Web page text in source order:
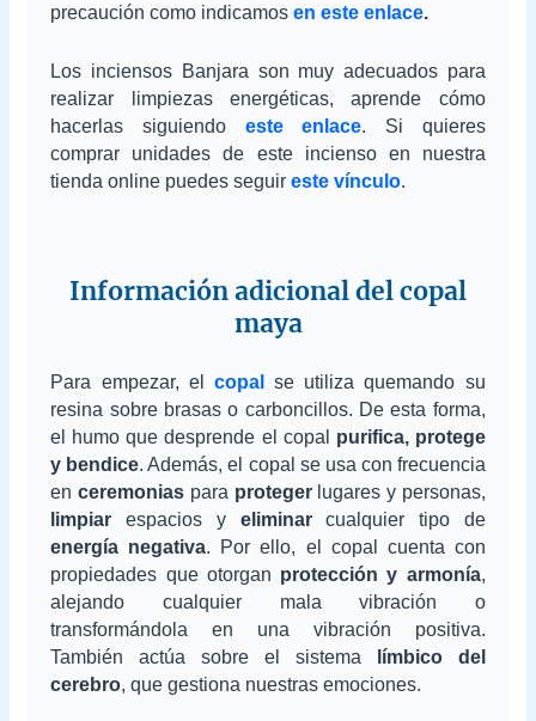
precaución como indicamosen este enlace.
Los inciensos Banjara son muy adecuados para
realizar limpiezas energéticas, aprende cómo
hacerlas siguiendo este enlace. Si quieres
comprar unidades de este incienso en nuestra
tienda online puedes seguireste vínculo.
Información adicional del copal
maya
Para empezar, el copal
se utiliza quemando su
resina sobre brasas o carboncillos. De esta forma,
el humo que desprende el copal purifica, protege
y bendice. Además, el copal se usa con frecuencia
enceremonias para protegerlugares y personas,
limpiar espacios y eliminarcualquier tipo de
energía negativa. Por ello, el copal cuenta con
propiedades que otorgan protección y armonía,
alejando cualquier mala vibración o
transformándola en una vibración positiva.
También actúa sobre el sistema
límbico del
cerebro, que gestiona nuestras emociones.